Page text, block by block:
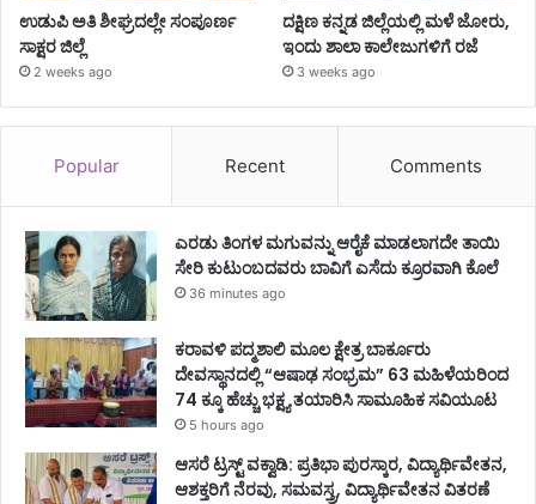
ಉಡುಪಿ ಅತಿ ಶೀಘ್ರದಲ್ಲೇ ಸಂಪೂರ್ಣ
ಸಾಕ್ಷರ ಜಿಲ್ಲೆ
2 weeks ago
ದಕ್ಷಿಣ ಕನ್ನಡ ಜಿಲ್ಲೆಯಲ್ಲಿ ಮಳೆ ಜೋರು,
ಇಂದು ಶಾಲಾ ಕಾಲೇಜುಗಳಿಗೆ ರಜೆ
3 weeks ago
Popular Recent Comments
ಎರಡು ತಿಂಗಳ ಮಗುವನ್ನು ಆರೈಕೆ ಮಾಡಲಾಗದೇ ತಾಯಿ
ಸೇರಿ ಕುಟುಂಬದವರು ಬಾವಿಗೆ ಎಸೆದು ಕ್ರೂರವಾಗಿ ಕೊಲೆ
36 minutes ago
ಕರಾವಳಿ ಪದ್ಮಶಾಲಿ ಮೂಲ ಕ್ಷೇತ್ರ ಬಾರ್ಕೂರು
ದೇವಸ್ಥಾನದಲ್ಲಿ “ಆಷಾಢ ಸಂಭ್ರಮ” 63 ಮಹಿಳೆಯರಿಂದ
74 ಕ್ಕೂ ಹೆಚ್ಚು ಭಕ್ಷ್ಯ ತಯಾರಿಸಿ ಸಾಮೂಹಿಕ ಸವಿಯೂಟ
5 hours ago
ಆಸರೆ ಟ್ರಸ್ಟ್‌ ವಕ್ವಾಡಿ: ಪ್ರತಿಭಾ ಪುರಸ್ಕಾರ, ವಿದ್ಯಾರ್ಥಿವೇತನ,
ಆಶಕ್ತರಿಗೆ ನೆರವು, ಸಮವಸ್ತ್ರ, ವಿದ್ಯಾರ್ಥಿವೇತನ ವಿತರಣೆ